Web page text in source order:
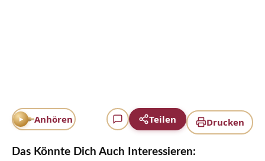
Drucken
Anhören Teilen
Das Könnte Dich Auch Interessieren: